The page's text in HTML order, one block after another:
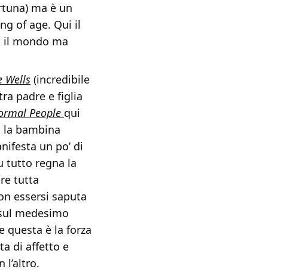
ma è un
of age. Qui il
il mondo ma
Wells (incredibile
padre e figlia
People qui
bambina
un po’ di
tutto regna la
tutta
essersi saputa
medesimo
questa è la forza
di affetto e
l’altro.